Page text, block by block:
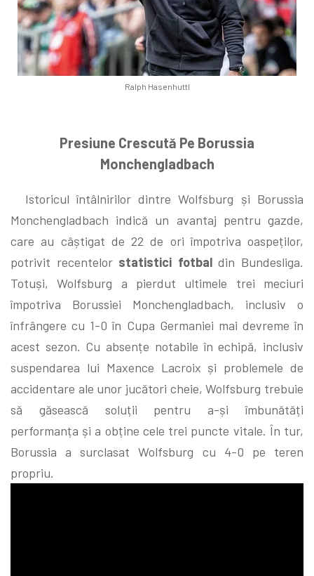
Ralph Hasenhuttl
Presiune Crescută Pe Borussia
Monchengladbach
Istoricul întâlnirilor dintre Wolfsburg și Borussia
Monchengladbach indică un avantaj pentru gazde,
care au câștigat de 22 de ori împotriva oaspeților,
potrivit recentelor statistici fotbaldin Bundesliga.
Totuși, Wolfsburg a pierdut ultimele trei meciuri
împotriva Borussiei Monchengladbach, inclusiv o
înfrângere cu 1-0 în Cupa Germaniei mai devreme în
acest sezon. Cu absențe notabile în echipă, inclusiv
suspendarea lui Maxence Lacroix și problemele de
accidentare ale unor jucători cheie, Wolfsburg trebuie
să găsească soluții pentru a-și îmbunătăți
performanța și a obține cele trei puncte vitale. În tur,
Borussia a surclasat Wolfsburg cu 4-0 pe teren
propriu.